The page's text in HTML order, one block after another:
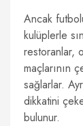
Ancak
kulüplerle
restoranlar,
maçlarının
sağlarlar.
dikkatini
bulunur.